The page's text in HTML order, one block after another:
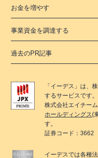
お金を増やす
事業資金を調達する
過去のPR記事
「 イーデス 」は、
するサービスです。
株式会社エイチー
ホールディングス(
す。
証券コード：3662
イーデスでは各種